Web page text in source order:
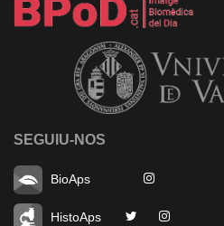
SEGUIU-NOS
BioAps
HistoAps